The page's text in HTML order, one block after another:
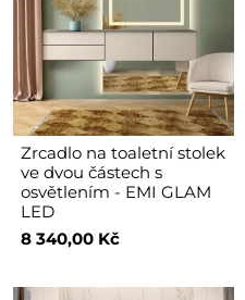
Zrcadlo na toaletní stolek
ve dvou částech s
osvětlením - EMI GLAM
LED
8 340,00 Kč